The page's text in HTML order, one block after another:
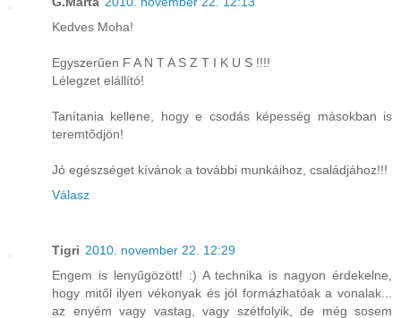
Kedves Moha!
Egyszerűen F A N T A S Z T I K U S !!!!
Lélegzet elállító!
Tanítania kellene, hogy e csodás képesség másokban is
teremtődjön!
Jó egészséget kívánok a további munkáihoz, családjához!!!
Válasz
Tigri 2010. november 22. 12:29
Engem is lenyűgözött! :) A technika is nagyon érdekelne,
hogy mitől ilyen vékonyak és jól formázhatóak a vonalak...
az enyém vagy vastag, vagy szétfolyik, de még sosem